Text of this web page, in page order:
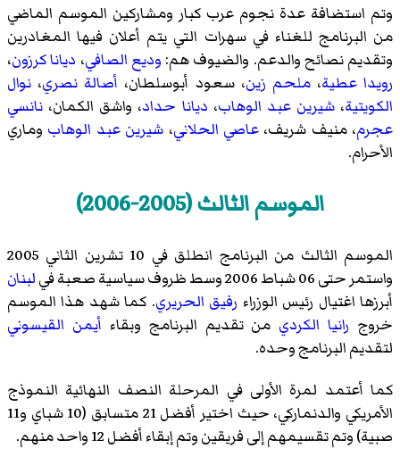
وتم استضافة عدة نجوم عرب كبار ومشاركين الموسم الماضي
من البرنامج للغناء في سهرات التي يتم أعلان فيها المغادرين
وتقديم نصائح والدعم. والضيوف هم: وديع الصافي، ديانا كرزون،
رويدا عطية،ملحم زين،سعود أبوسلطان، أصالة نصري، نوال
الكويتية،شيرين عبد الوهاب، ديانا حداد، واشق الكمان، نانسي
عجرم،منيف شريف،عاصي الحلاني، شيرين عبد الوهاب وماري
الأحرام.
الموسم الثالث (2005-2006)
الموسم الثالث من البرنامج انطلق في 10 تشرين الثاني 2005
واستمر حتى 06 شباط 2006 وسط ظروف سياسية صعبة في
لبنان
أبرزها اغتيال رئيس الوزراء رفيق الحريري. كما شهد هذا الموسم
خروج رانيا الكردي من تقديم البرنامج وبقاء أيمن القيسوني
لتقديم البرنامج وحده.
كما أعتمد لمرة الأولى في المرحلة النصف النهائية النموذج
الأمريكي والدنماركي، حيث اختير أفضل 21 متسابق (10 شباي و11
صبية) وتم تقسيمهم إلى فريقين وتم إبقاء أفضل 12 واحد منهم.